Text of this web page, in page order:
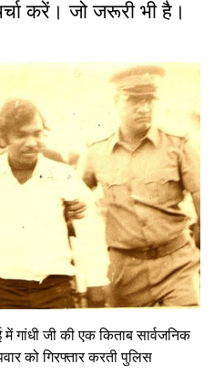
करें। जो जरूरी भी है।
गांधी जी की एक किताब सार्वजनिक
को गिरफ्तार करती पुलिस